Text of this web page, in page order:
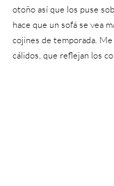
otoño así que los puse
hace que un sofá se vea
cojines de temporada.
cálidos, que reflejan los